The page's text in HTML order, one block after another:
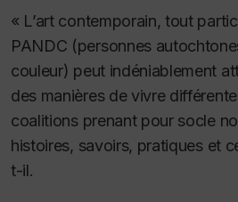
« L’art contemporain, tout
PANDC (personnes
couleur) peut indéniablement
des manières de vivre
coalitions prenant pour socle
histoires, savoirs, pratiques et
t-il.